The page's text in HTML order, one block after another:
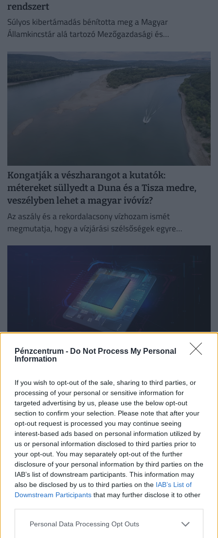
Pénzcentrum - Do Not Process My Personal
Information
If you wish to opt-out of the sale, sharing to third parties, or
processing of your personal or sensitive information for
targeted advertising by us, please use the below opt-out
section to confirm your selection. Please note that after your
opt-out request is processed you may continue seeing
interest-based ads based on personal information utilized by
us or personal information disclosed to third parties prior to
your opt-out. You may separately opt-out of the further
disclosure of your personal information by third parties on the
IAB’s list of downstream participants. This information may
also be disclosed by us to third parties on the IAB’s List of
Downstream Participants that may further disclose it to other
Personal Data Processing Opt Outs
rendszert
Súlyos kibertámadás bénította meg a Magyar
Államkincstár alá tartozó Mezőgazdasági és
Kongatják a vészharangot a kutatók:
métereket süllyedt a Duna és a Tisza medre,
veszélyben lehet a magyar ivóvíz?
Az aszály és a rekordalacsony vízhozam ismét
megmutatja, hogy a vízjárási szélsőségek egyre
telefonokat és laptopokat, mélyen a zsebünkbe
kell nyúlnunk
A mesterséges intelligencia robbanásszerű terjedése már
nemcsak a technológiai vállalatokat érinti, hanem a
hétköznapi fogyasztók pénztárcáját is.